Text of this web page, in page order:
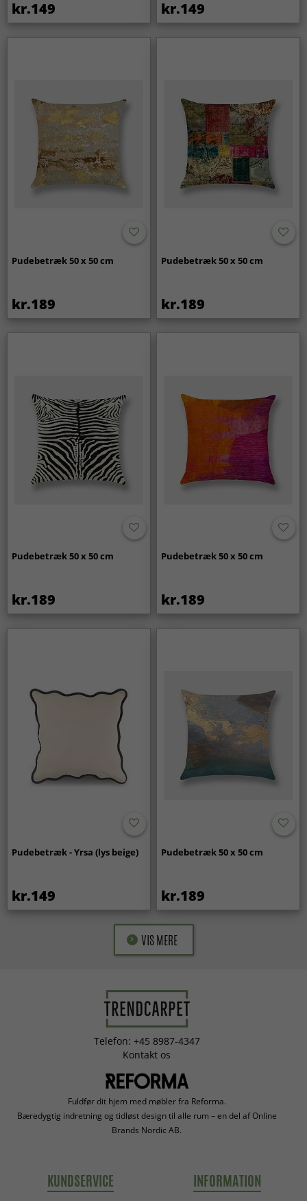
kr.149 kr.149
Pudebetræk 50 x 50 cm
kr.189
Pudebetræk 50 x 50 cm
kr.189
Pudebetræk 50 x 50 cm
kr.189
Pudebetræk 50 x 50 cm
kr.189
Pudebetræk - Yrsa (lys beige)
kr.149
Pudebetræk 50 x 50 cm
kr.189
VIS MERE
Telefon: +45 8987-4347
Kontakt os
Fuldfør dit hjem med møbler fra Reforma.
Bæredygtig indretning og tidløst design til alle rum – en del af Online
Brands Nordic AB.
KUNDSERVICE INFORMATION